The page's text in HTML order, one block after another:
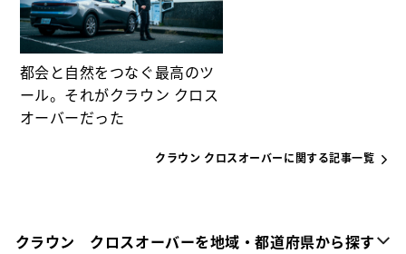
都会と自然をつなぐ最高のツ
ール。それがクラウン クロス
オーバーだった
クラウン クロスオーバーに関する記事一覧
クラウン クロスオーバーを地域・都道府県から探す